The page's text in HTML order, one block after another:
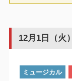
12月1日（火）
ミュージカル